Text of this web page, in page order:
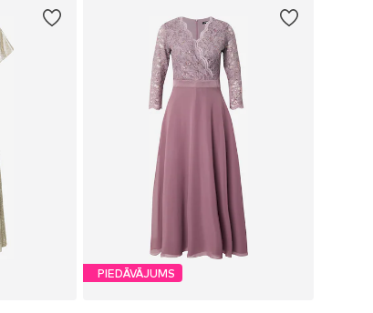
PIEDĀVĀJUMS